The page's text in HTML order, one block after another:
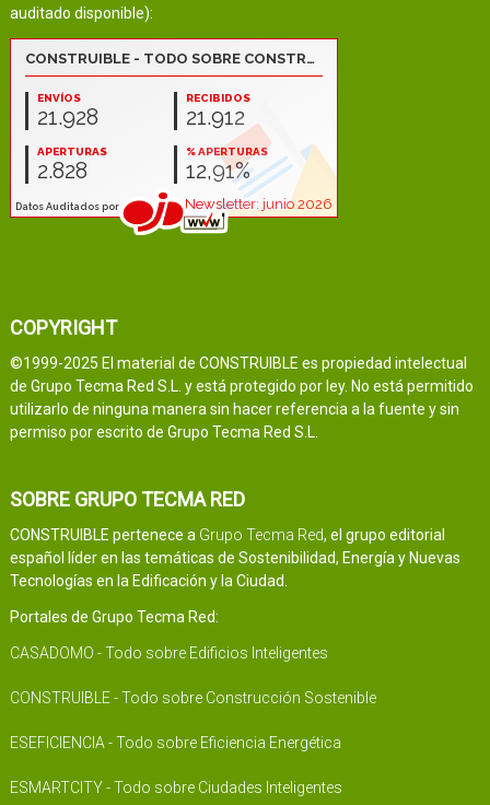
auditado disponible):
COPYRIGHT
©1999-2025 El material de CONSTRUIBLE es propiedad intelectual
de Grupo Tecma Red S.L. y está protegido por ley. No está permitido
utilizarlo de ninguna manera sin hacer referencia a la fuente y sin
permiso por escrito de Grupo Tecma Red S.L.
SOBRE GRUPO TECMA RED
CONSTRUIBLE pertenece a Grupo Tecma Red, el grupo editorial
español líder en las temáticas de Sostenibilidad, Energía y Nuevas
Tecnologías en la Edificación y la Ciudad.
Portales de Grupo Tecma Red:
CASADOMO - Todo sobre Edificios Inteligentes
CONSTRUIBLE - Todo sobre Construcción Sostenible
ESEFICIENCIA - Todo sobre Eficiencia Energética
ESMARTCITY - Todo sobre Ciudades Inteligentes